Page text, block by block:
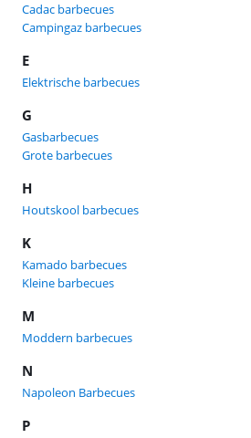
Cadac barbecues
Campingaz barbecues
E
Elektrische barbecues
G
Gasbarbecues
Grote barbecues
H
Houtskool barbecues
K
Kamado barbecues
Kleine barbecues
M
Moddern barbecues
N
Napoleon Barbecues
P